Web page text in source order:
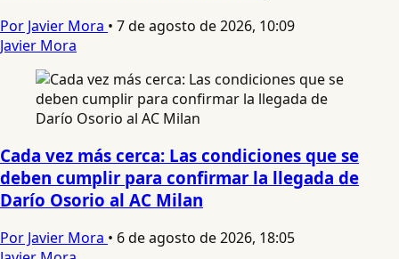
Por Javier Mora • 7 de agosto de 2026, 10:09
Javier Mora
Cada vez más cerca: Las condiciones que se
deben cumplir para confirmar la llegada de
Darío Osorio al AC Milan
Por Javier Mora • 6 de agosto de 2026, 18:05